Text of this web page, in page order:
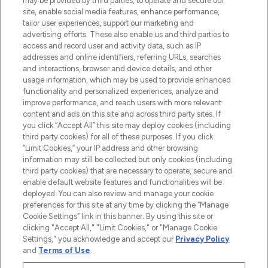
sowie Make-Up von über 200
renommierten Marken. Shoppe online
oder über die App mit kostenloser
Lieferung ab einem Einkaufswert von 30€.
Cookie-Einwilligung
Do Not Sell or Share My Personal
Information
HILFE & INFORMATION
IMPRESSUM
ÜBER LOOKFANTASTIC
Pay Securely With
site, enable social media features, enhance performance,
tailor user experiences, support our marketing and
advertising efforts. These also enable us and third parties to
access and record user and activity data, such as IP
addresses and online identifiers, referring URLs, searches
and interactions, browser and device details, and other
usage information, which may be used to provide enhanced
functionality and personalized experiences, analyze and
improve performance, and reach users with more relevant
content and ads on this site and across third party sites. If
you click “Accept All” this site may deploy cookies (including
third party cookies) for all of these purposes. If you click
“Limit Cookies,” your IP address and other browsing
information may still be collected but only cookies (including
third party cookies) that are necessary to operate, secure and
enable default website features and functionalities will be
deployed. You can also review and manage your cookie
preferences for this site at any time by clicking the “Manage
Cookie Settings” link in this banner. By using this site or
clicking "Accept All," "Limit Cookies," or "Manage Cookie
Settings," you acknowledge and accept our Privacy Policy
and Terms of Use.